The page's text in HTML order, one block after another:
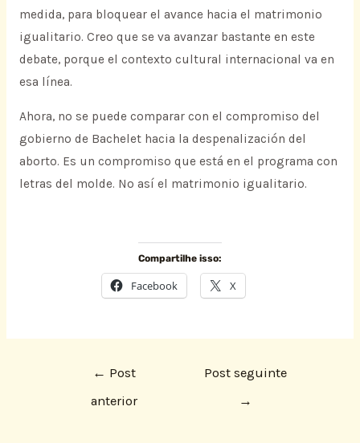
medida, para bloquear el avance hacia el matrimonio
igualitario. Creo que se va avanzar bastante en este
debate, porque el contexto cultural internacional va en
esa línea.
Ahora, no se puede comparar con el compromiso del
gobierno de Bachelet hacia la despenalización del
aborto. Es un compromiso que está en el programa con
letras del molde. No así el matrimonio igualitario.
Compartilhe isso:
Facebook X
← Post
anterior
Post seguinte
→